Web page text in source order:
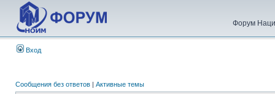
Форум
Вход
Сообщения без ответов | Активные темы